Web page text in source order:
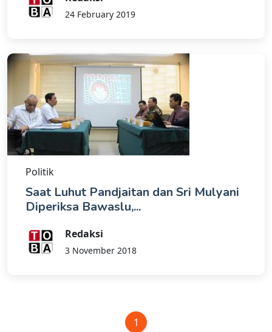
24 February 2019
Politik
Saat Luhut Pandjaitan dan Sri Mulyani
Diperiksa Bawaslu,...
Redaksi
3 November 2018
1